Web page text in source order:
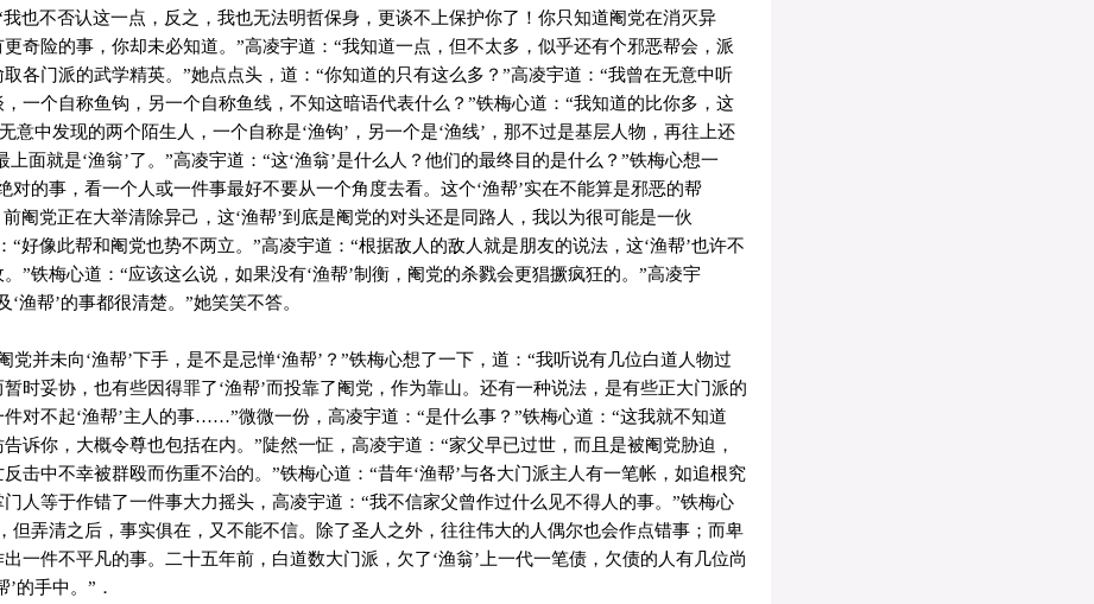
也不否认这一点，反之，我也无法明哲保身，更谈不上保护你了！你只知道阉党在消灭异
奇险的事，你却未必知道。”高凌宇道：“我知道一点，但不太多，似乎还有个邪恶帮会，派
各门派的武学精英。”她点点头，道：“你知道的只有这么多？”高凌宇道：“我曾在无意中听
一个自称鱼钩，另一个自称鱼线，不知这暗语代表什么？”铁梅心道：“我知道的比你多，这
意中发现的两个陌生人，一个自称是‘渔钩’，另一个是‘渔线’，那不过是基层人物，再往上还
上面就是‘渔翁’了。”高凌宇道：“这‘渔翁’是什么人？他们的最终目的是什么？”铁梅心想一
对的事，看一个人或一件事最好不要从一个角度去看。这个‘渔帮’实在不能算是邪恶的帮
阉党正在大举清除异己，这‘渔帮’到底是阉党的对头还是同路人，我以为很可能是一伙
“好像此帮和阉党也势不两立。”高凌宇道：“根据敌人的敌人就是朋友的说法，这‘渔帮’也许不
”铁梅心道：“应该这么说，如果没有‘渔帮’制衡，阉党的杀戮会更猖撅疯狂的。”高凌宇
‘渔帮’的事都很清楚。”她笑笑不答。
并未向‘渔帮’下手，是不是忌惮‘渔帮’？”铁梅心想了一下，道：“我听说有几位白道人物过
时妥协，也有些因得罪了‘渔帮’而投靠了阉党，作为靠山。还有一种说法，是有些正大门派的
对不起‘渔帮’主人的事……”微微一份，高凌宇道：“是什么事？”铁梅心道：“这我就不知道
诉你，大概令尊也包括在内。”陡然一怔，高凌宇道：“家父早已过世，而且是被阉党胁迫，
击中不幸被群殴而伤重不治的。”铁梅心道：“昔年‘渔帮’与各大门派主人有一笔帐，如追根究
人等于作错了一件事大力摇头，高凌宇道：“我不信家父曾作过什么见不得人的事。”铁梅心
但弄清之后，事实俱在，又不能不信。除了圣人之外，往往伟大的人偶尔也会作点错事；而卑
一件不平凡的事。二十五年前，白道数大门派，欠了‘渔翁’上一代一笔债，欠债的人有几位尚
的手中。”．